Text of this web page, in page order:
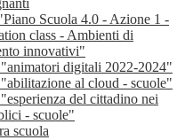
Scuola 4.0 - Azione 1 -
class - Ambienti di
innovativi"
digitali 2022-2024"
al cloud - scuole"
del cittadino nei
- scuole"
scuola